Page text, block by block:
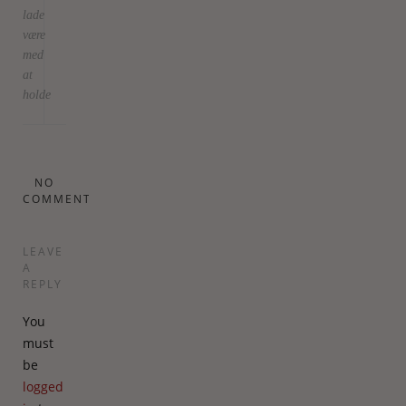
lade
være
med
at
holde
NO
COMMENTS
LEAVE
A
REPLY
You
must
be
logged